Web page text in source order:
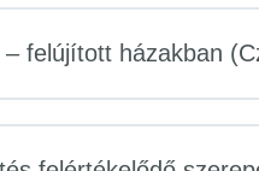
felújított házakban